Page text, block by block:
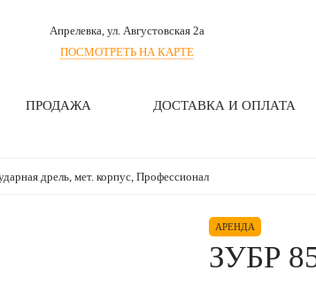
Апрелевка, ул. Августовская 2а
ПОСМОТРЕТЬ НА КАРТЕ
ПРОДАЖА ДОСТАВКА И ОПЛАТА
дрель, мет. корпус, Профессионал
АРЕНДА
ЗУБР